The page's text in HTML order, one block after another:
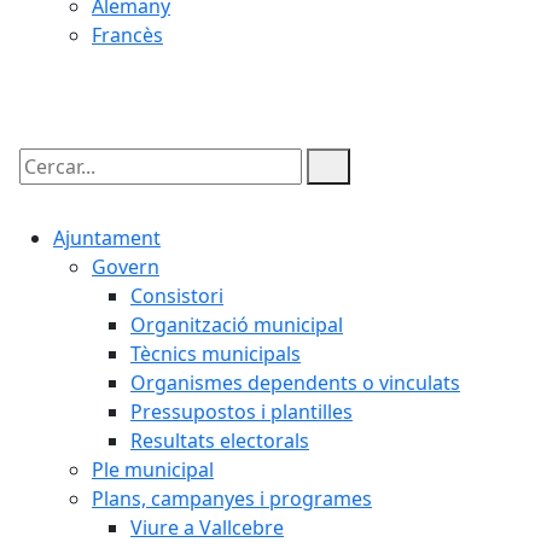
Alemany
Francès
Cercar:
Ajuntament
Govern
Consistori
Organització municipal
Tècnics municipals
Organismes dependents o vinculats
Pressupostos i plantilles
Resultats electorals
Ple municipal
Plans, campanyes i programes
Viure a Vallcebre